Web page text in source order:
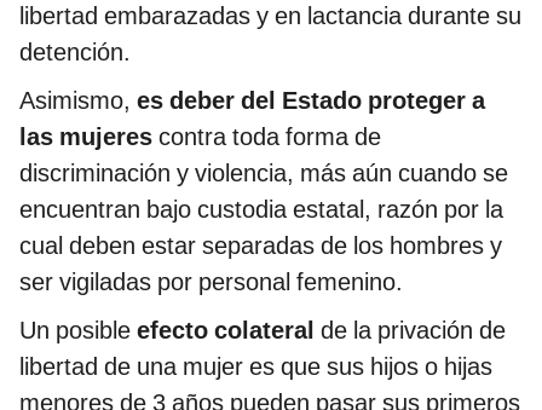
libertad embarazadas y en lactancia durante su
detención.
Asimismo, es deber del Estado proteger a
las mujeres contra toda forma de
discriminación y violencia, más aún cuando se
encuentran bajo custodia estatal, razón por la
cual deben estar separadas de los hombres y
ser vigiladas por personal femenino.
Un posible efecto colateral de la privación de
libertad de una mujer es que sus hijos o hijas
menores de 3 años pueden pasar sus primeros